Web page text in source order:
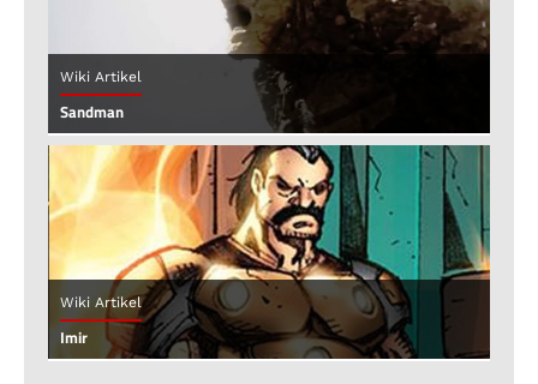
Wiki Artikel
Sandman
Wiki Artikel
Imir